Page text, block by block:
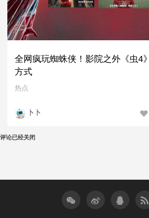
全网疯玩蜘蛛侠！影院之外《虫4
方式
热点
卜卜
评论已经关闭